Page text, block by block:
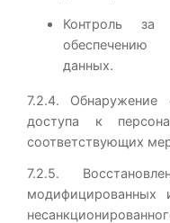
Контроль
обеспечению
данных.
7.2.4. Обнаружение
доступа к
соответствующих
7.2.5.
модифицированных